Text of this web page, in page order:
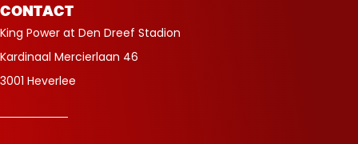
CONTACT
King Power at Den Dreef Stadion
Kardinaal Mercierlaan 46
3001 Heverlee